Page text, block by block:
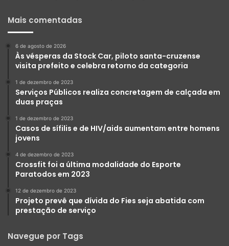
Mais comentadas
6 de agosto de 2026
Às vésperas da Stock Car, piloto santa-cruzense
visita prefeito e celebra retorno da categoria
1 de dezembro de 2023
Serviços Públicos realiza concretagem de calçada em
duas praças
1 de dezembro de 2023
Casos de sífilis e de HIV/aids aumentam entre homens
jovens
4 de dezembro de 2023
Crossfit foi a última modalidade do Esporte
Paratodos em 2023
12 de dezembro de 2023
Projeto prevê que dívida do Fies seja abatida com
prestação de serviço
Navegue por Tags